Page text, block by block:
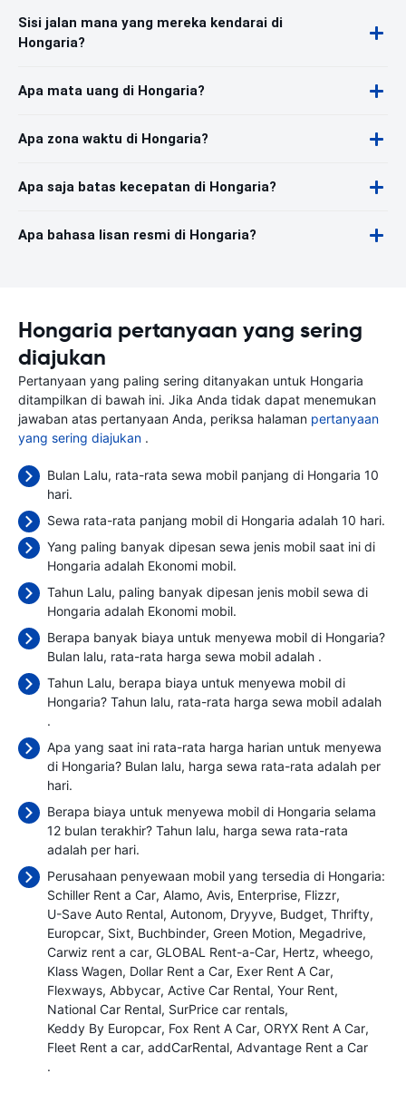
Sisi jalan mana yang mereka kendarai di
Hongaria?
Apa mata uang di Hongaria?
Apa zona waktu di Hongaria?
Apa saja batas kecepatan di Hongaria?
Apa bahasa lisan resmi di Hongaria?
Hongaria pertanyaan yang sering
diajukan
Pertanyaan yang paling sering ditanyakan untuk Hongaria
ditampilkan di bawah ini. Jika Anda tidak dapat menemukan
jawaban atas pertanyaan Anda, periksa halaman pertanyaan
yang sering diajukan .
Bulan Lalu, rata-rata sewa mobil panjang di Hongaria 10
hari.
Sewa rata-rata panjang mobil di Hongaria adalah 10 hari.
Yang paling banyak dipesan sewa jenis mobil saat ini di
Hongaria adalah Ekonomi mobil.
Tahun Lalu, paling banyak dipesan jenis mobil sewa di
Hongaria adalah Ekonomi mobil.
Berapa banyak biaya untuk menyewa mobil di Hongaria?
Bulan lalu, rata-rata harga sewa mobil adalah .
Tahun Lalu, berapa biaya untuk menyewa mobil di
Hongaria? Tahun lalu, rata-rata harga sewa mobil adalah
.
Apa yang saat ini rata-rata harga harian untuk menyewa
di Hongaria? Bulan lalu, harga sewa rata-rata adalah per
hari.
Berapa biaya untuk menyewa mobil di Hongaria selama
12 bulan terakhir? Tahun lalu, harga sewa rata-rata
adalah per hari.
Perusahaan penyewaan mobil yang tersedia di Hongaria:
Schiller Rent a Car Alamo Avis Enterprise Flizzr
U-Save Auto Rental Autonom Dryyve Budget Thrifty
Europcar Sixt Buchbinder Green Motion Megadrive
Carwiz rent a car GLOBAL Rent-a-Car Hertz wheego
Klass Wagen Dollar Rent a Car Exer Rent A Car
Flexways Abbycar Active Car Rental Your Rent
National Car Rental SurPrice car rentals
Keddy By Europcar Fox Rent A Car ORYX Rent A Car
Fleet Rent a car addCarRental Advantage Rent a Car
.